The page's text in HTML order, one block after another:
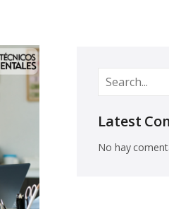
Latest
No hay